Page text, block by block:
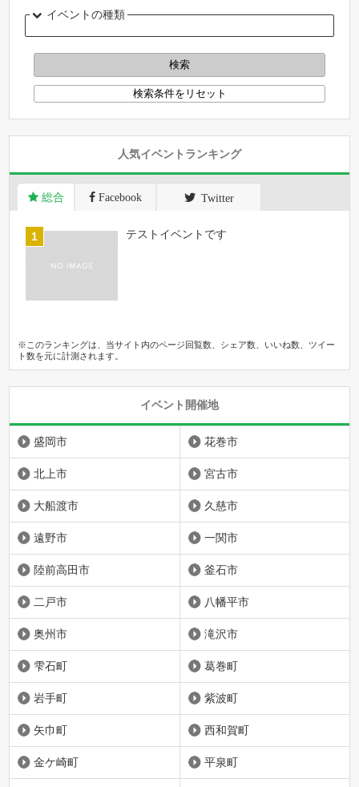
イベントの種類
人気イベントランキング
総合 Facebook Twitter
テストイベントです
※このランキングは、当サイト内のページ回覧数、シェア数、いいね数、ツイー
ト数を元に計測されます。
イベント開催地
盛岡市 花巻市
北上市 宮古市
大船渡市 久慈市
遠野市 一関市
陸前高田市 釜石市
二戸市 八幡平市
奥州市 滝沢市
雫石町 葛巻町
岩手町 紫波町
矢巾町 西和賀町
金ケ崎町 平泉町